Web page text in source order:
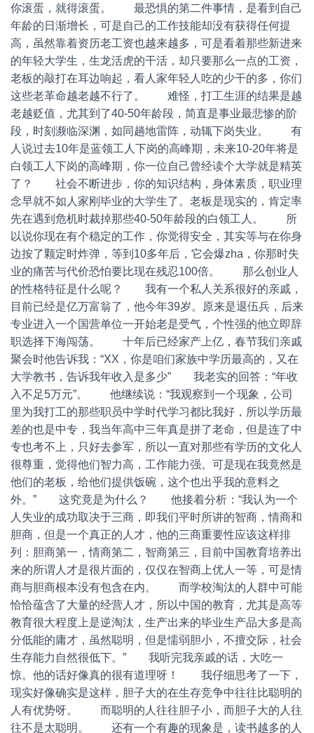
你滚蛋，就得滚蛋。 最恐惧的第二件事情，是看到自己
年龄的日渐增长，可是自己的工作技能却没有获得任何提
高，虽然靠着资历老工资也越来越多，可是看着那些新进来
的年轻大学生，生龙活虎的干活，却只要那么一点的工资，
老板的敲打在耳边响起，看人家年轻人吃的少干的多，你们
这些老革命越老越不行了。 难怪，打工生涯的结果是越
老越贬值，尤其到了40-50年龄段，简直是事业最悲惨的阶
段，时刻濒临深渊，如同趟地雷阵，动辄下岗失业。 有
人说过去10年是蓝领工人下岗的高峰期，未来10-20年将是
白领工人下岗的高峰期，你一位自己曾经读个大学就是精英
了？ 社会不断进步，你的知识结构，身体素质，职业理
念早就不如人家刚毕业的大学生了。老板是现实的，肯定率
先在遇到危机时裁掉那些40-50年龄段的白领工人。 所
以说你现在有个稳定的工作，你觉得安全，其实等与在你身
边按了颗定时炸弹，等到10多年后，它会爆zha，你那时失
业的痛苦与代价恐怕要比现在残忍100倍。 那么创业人
的性格特征是什么呢？ 我有一个私人关系很好的亲戚，
目前已经是亿万富翁了，他今年39岁。原来是退伍兵，后来
专业进入一个国营单位一开始老是受气，个性强的他立即辞
职选择下海闯荡。 十年后已经家产上亿，春节我们亲戚
聚会时他告诉我：“XX，你是咱们家族中学历最高的，又在
大学教书，告诉我年收入是多少” 我老实的回答：“年收
入不足5万元”。 他继续说：“我观察到一个现象，公司
里为我打工的那些职员中学时代学习都比我好，所以学历最
差的也是中专，我当年高中三年真是拼了老命，但是连了中
专也考不上，只好去参军，所以一直对那些有学历的文化人
很尊重，觉得他们智力高，工作能力强。可是现在我竟然是
他们的老板，给他们提供饭碗，这个也出乎我的意料之
外。” 这究竟是为什么？ 他接着分析：“我认为一个
人失业的成功取决于三商，即我们平时所讲的智商，情商和
胆商，但是一个真正的人才，他的三商重要性应该这样排
列：胆商第一，情商第二，智商第三，目前中国教育培养出
来的所谓人才是很片面的，仅仅在智商上优人一等，可是情
商与胆商根本没有包含在内。 而学校淘汰的人群中可能
恰恰蕴含了大量的经营人才，所以中国的教育，尤其是高等
教育很大程度上是逆淘汰，生产出来的毕业生产品大多是高
分低能的庸才，虽然聪明，但是懦弱胆小，不擅交际，社会
生存能力自然很低下。” 我听完我亲戚的话，大吃一
惊。他的话好像真的很有道理呀！ 我仔细思考了一下，
现实好像确实是这样，胆子大的在生存竞争中往往比聪明的
人有优势呀。 而聪明的人往往胆子小，而胆子大的人往
往不是太聪明。 还有一个有趣的现象是，读书越多的人